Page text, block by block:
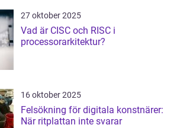
27 oktober 2025
Vad är CISC och RISC i
processorarkitektur?
16 oktober 2025
Felsökning för digitala konstnärer:
När ritplattan inte svarar